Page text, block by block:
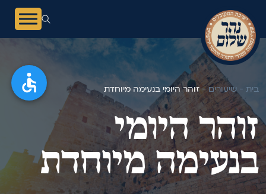
בית - שיעורים -זוהר היומי בנעימה מיוחדת
זוהר היומי
בנעימה מיוחדת